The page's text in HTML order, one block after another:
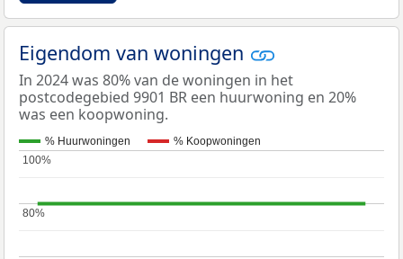
Eigendom van woningen
In 2024 was 80% van de woningen in het
postcodegebied 9901 BR een huurwoning en 20%
was een koopwoning.
% Huurwoningen % Koopwoningen
80%
80%
100%
100%